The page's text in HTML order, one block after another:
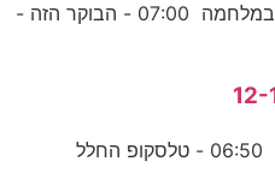
06:00 - חדשות הבוקר - ישראל במלחמה 07:00 - הבוקר הזה -
06:00 - מאדים: מאחורי הקלעים 06:50 - טלסקופ החלל